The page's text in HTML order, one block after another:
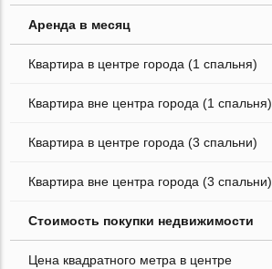
Аренда в месяц
Квартира в центре города (1 спальня)
Квартира вне центра города (1 спальня)
Квартира в центре города (3 спальни)
Квартира вне центра города (3 спальни)
Стоимость покупки недвижимости
Цена квадратного метра в центре